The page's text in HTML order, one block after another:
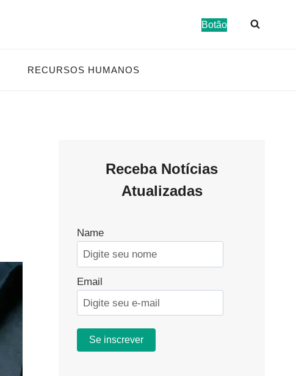
Botão
RECURSOS HUMANOS
Receba Notícias
Atualizadas
Name
Email